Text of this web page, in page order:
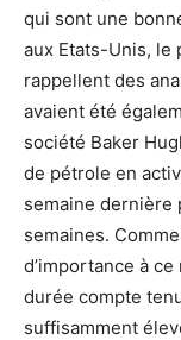
qui sont une
aux Etats-Unis, le
rappellent des
avaient été
société Baker
de pétrole en
semaine dernière
semaines.
d’importance à
durée compte
suffisamment